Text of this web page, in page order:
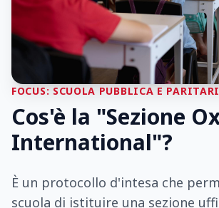
FOCUS: SCUOLA PUBBLICA E
Cos'è la "Sezione
International"?
È un protocollo d'intesa che
scuola di istituire una sezione